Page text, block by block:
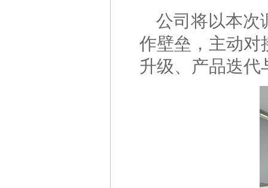
公司将以本次
作壁垒，主动对
升级、产品迭代